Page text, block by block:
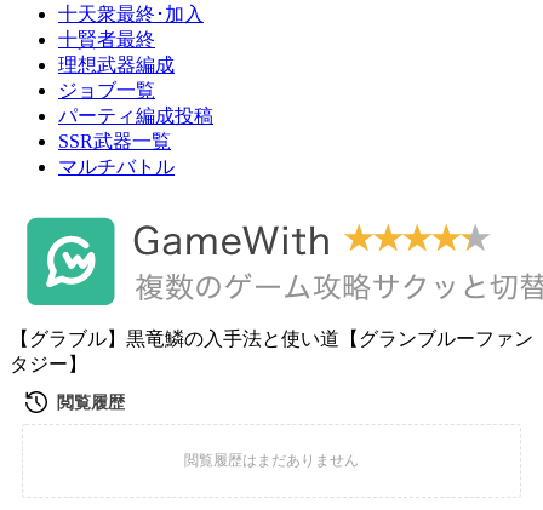
十天衆最終･加入
十賢者最終
理想武器編成
ジョブ一覧
パーティ編成投稿
SSR武器一覧
マルチバトル
【グラブル】黒竜鱗の入手法と使い道【グランブルーファン
タジー】